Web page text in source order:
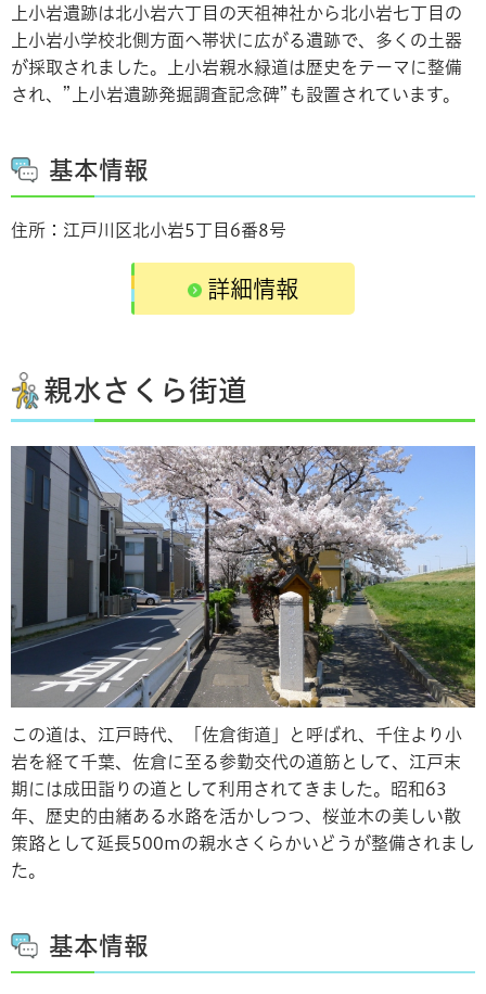
上小岩遺跡は北小岩六丁目の天祖神社から北小岩七丁目の
上小岩小学校北側方面へ帯状に広がる遺跡で、多くの土器
が採取されました。上小岩親水緑道は歴史をテーマに整備
され、”上小岩遺跡発掘調査記念碑”も設置されています。
基本情報
住所：江戸川区北小岩5丁目6番8号
詳細情報
親水さくら街道
この道は、江戸時代、「佐倉街道」と呼ばれ、千住より小
岩を経て千葉、佐倉に至る参勤交代の道筋として、江戸末
期には成田詣りの道として利用されてきました。昭和63
年、歴史的由緒ある水路を活かしつつ、桜並木の美しい散
策路として延長500mの親水さくらかいどうが整備されまし
た。
基本情報